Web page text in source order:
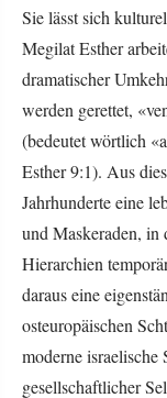
Sie lässt sich
Megilat Esther
dramatischer
werden gerettet,
(bedeutet wörtlich
Esther 9:1). Aus
Jahrhunderte eine
und Maskeraden, in
Hierarchien
daraus eine
osteuropäischen
moderne
gesellschaftlicher